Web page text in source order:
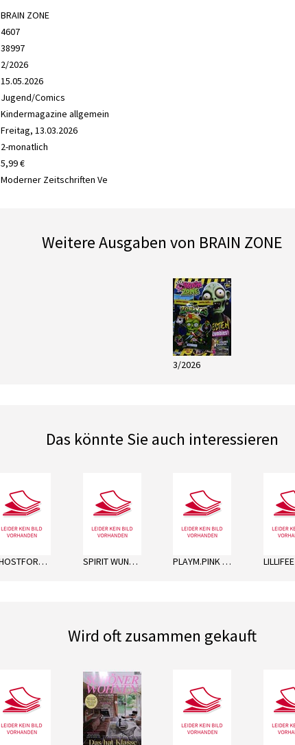
BRAIN ZONE
4607
38997
2/2026
15.05.2026
Jugend/Comics
Kindermagazine allgemein
Freitag, 13.03.2026
2-monatlich
5,99 €
Moderner Zeitschriften Ve
Weitere Ausgaben von BRAIN ZONE
3/2026
Das könnte Sie auch interessieren
GHOSTFORCE WT SPIRIT WUNDERTÜTE PLAYM.PINK MÄRCHEN WT
next
Wird oft zusammen gekauft
next